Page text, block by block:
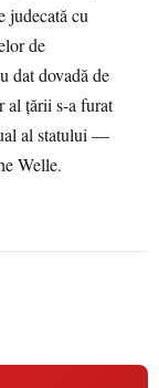
judecată cu
de
dat dovadă de
al țării s-a furat
al statului —
Welle.